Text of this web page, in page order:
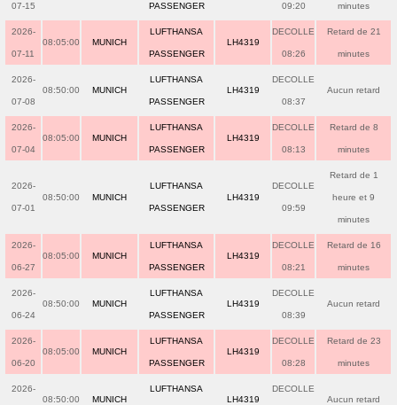
07-15 PASSENGER 09:20 minutes
2026-
07-11
08:05:00 MUNICH
LUFTHANSA
PASSENGER
LH4319
DECOLLE
08:26
Retard de 21
minutes
2026-
07-08
08:50:00 MUNICH
LUFTHANSA
PASSENGER
LH4319
DECOLLE
08:37
Aucun retard
2026-
07-04
08:05:00 MUNICH
LUFTHANSA
PASSENGER
LH4319
DECOLLE
08:13
Retard de 8
minutes
2026-
07-01
08:50:00 MUNICH
LUFTHANSA
PASSENGER
LH4319
DECOLLE
09:59
Retard de 1
heure et 9
minutes
2026-
06-27
08:05:00 MUNICH
LUFTHANSA
PASSENGER
LH4319
DECOLLE
08:21
Retard de 16
minutes
2026-
06-24
08:50:00 MUNICH
LUFTHANSA
PASSENGER
LH4319
DECOLLE
08:39
Aucun retard
2026-
06-20
08:05:00 MUNICH
LUFTHANSA
PASSENGER
LH4319
DECOLLE
08:28
Retard de 23
minutes
2026-
08:50:00 MUNICH
LUFTHANSA
LH4319
DECOLLE
Aucun retard